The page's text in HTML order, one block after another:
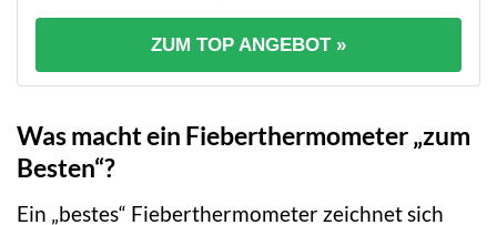
ZUM TOP ANGEBOT »
Was macht ein Fieberthermometer „zum
Besten“?
Ein „bestes“ Fieberthermometer zeichnet sich